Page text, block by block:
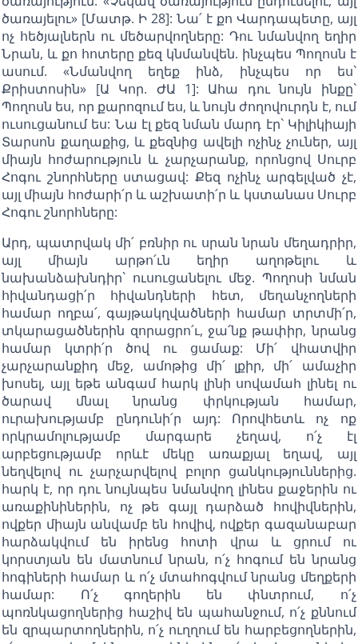
ծառայելու» [Մատթ. Ի 28]: Նա՛ է քո Վարդապետը, այլ
ոչ հեծյալներն ու մեծարվողները: Դու նմանվող եղիր
Նրան, և քո հոտերը քեզ կնմանվեն. ինչպես Պողոսն է
ասում. «Նմանվող եղեք ինձ, ինչպես որ ես`
Քրիստոսին» [Ա Կոր. ԺԱ 1]: Ահա դու նույն ինքը`
Պողոսն ես, որ քարոզում ես, և նույն ժողովուրդն է, ում
ուսուցանում ես: Նա էլ քեզ նման մարդ էր` Կիլիկիայի
Տարսոն քաղաքից, և քեզնից ավելի ոչինչ չուներ, այլ
միայն հոժարություն և չարչարանք, որոնցով Սուրբ
Հոգու շնորհները ստացավ: Քեզ ոչինչ արգելված չէ,
այլ միայն հոժարի՛ր և աշխատի՛ր և կստանաս Սուրբ
Հոգու շնորհները:
Արդ, պատրվակ մի՛ բռնիր ու սրան նրան մեղադրիր,
այլ միայն արթո՛ւն եղիր աղոթելու և
նախանձախնդիր` ուսուցանելու մեջ. Պողոսի նման
հիվանդացի՛ր հիվանդների հետ, մեղանչողների
համար ողբա՛, գայթակղվածների համար տրտմի՛ր,
տկարացածներին զորացրո՛ւ, ջա՛նք թափիր, նրանց
համար կտրի՛ր ծով ու ցամաք: Մի՛ վհատվիր
չարչարանքիդ մեջ, ամոթից մի՛ լքիր, մի՛ ամաչիր
խոսել, այլ եթե անգամ հարկ լինի սովամահ լինել ու
ծարավ մնալ նրանց փրկության համար,
ուրախությամբ ընդունի՛ր այդ: Որովհետև ոչ ոք
որկրամոլությամբ մարգարե չեղավ, ո՛չ էլ
արբեցությամբ որևէ մեկը առաքյալ եղավ, այլ
նեղվելով ու չարչարվելով բոլոր ցանկություններից.
հարկ է, որ դու նույնպես նմանվող լինես քաջերին ու
առաքինիներին, ոչ թե գայլ դարձած հովիվներին,
ովքեր միայն անվամբ են հովիվ, ովքեր գազանաբար
հարձակվում են իրենց հոտի վրա և ցրում ու
կորստյան են մատնում նրան, ո՛չ հոգում են նրանց
հոգիների համար և ո՛չ մտահոգվում նրանց մեղքերի
համար: Ո՛չ գողերին են փնտրում, ո՛չ
պոռնկացողներից հաշիվ են պահանջում, ո՛չ քննում
են զրպարտողներին, ո՛չ ուղղում են հարբեցողներին,